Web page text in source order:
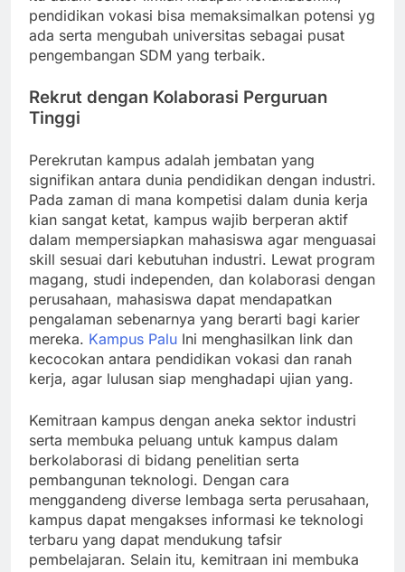
pendidikan vokasi bisa memaksimalkan potensi yg
ada serta mengubah universitas sebagai pusat
pengembangan SDM yang terbaik.
Rekrut dengan Kolaborasi Perguruan
Tinggi
Perekrutan kampus adalah jembatan yang
signifikan antara dunia pendidikan dengan industri.
Pada zaman di mana kompetisi dalam dunia kerja
kian sangat ketat, kampus wajib berperan aktif
dalam mempersiapkan mahasiswa agar menguasai
skill sesuai dari kebutuhan industri. Lewat program
magang, studi independen, dan kolaborasi dengan
perusahaan, mahasiswa dapat mendapatkan
pengalaman sebenarnya yang berarti bagi karier
mereka. Kampus Palu Ini menghasilkan link dan
kecocokan antara pendidikan vokasi dan ranah
kerja, agar lulusan siap menghadapi ujian yang.
Kemitraan kampus dengan aneka sektor industri
serta membuka peluang untuk kampus dalam
berkolaborasi di bidang penelitian serta
pembangunan teknologi. Dengan cara
menggandeng diverse lembaga serta perusahaan,
kampus dapat mengakses informasi ke teknologi
terbaru yang dapat mendukung tafsir
pembelajaran. Selain itu, kemitraan ini membuka